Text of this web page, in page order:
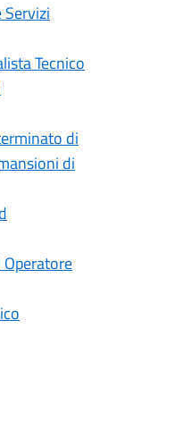
Tecnico
di
di